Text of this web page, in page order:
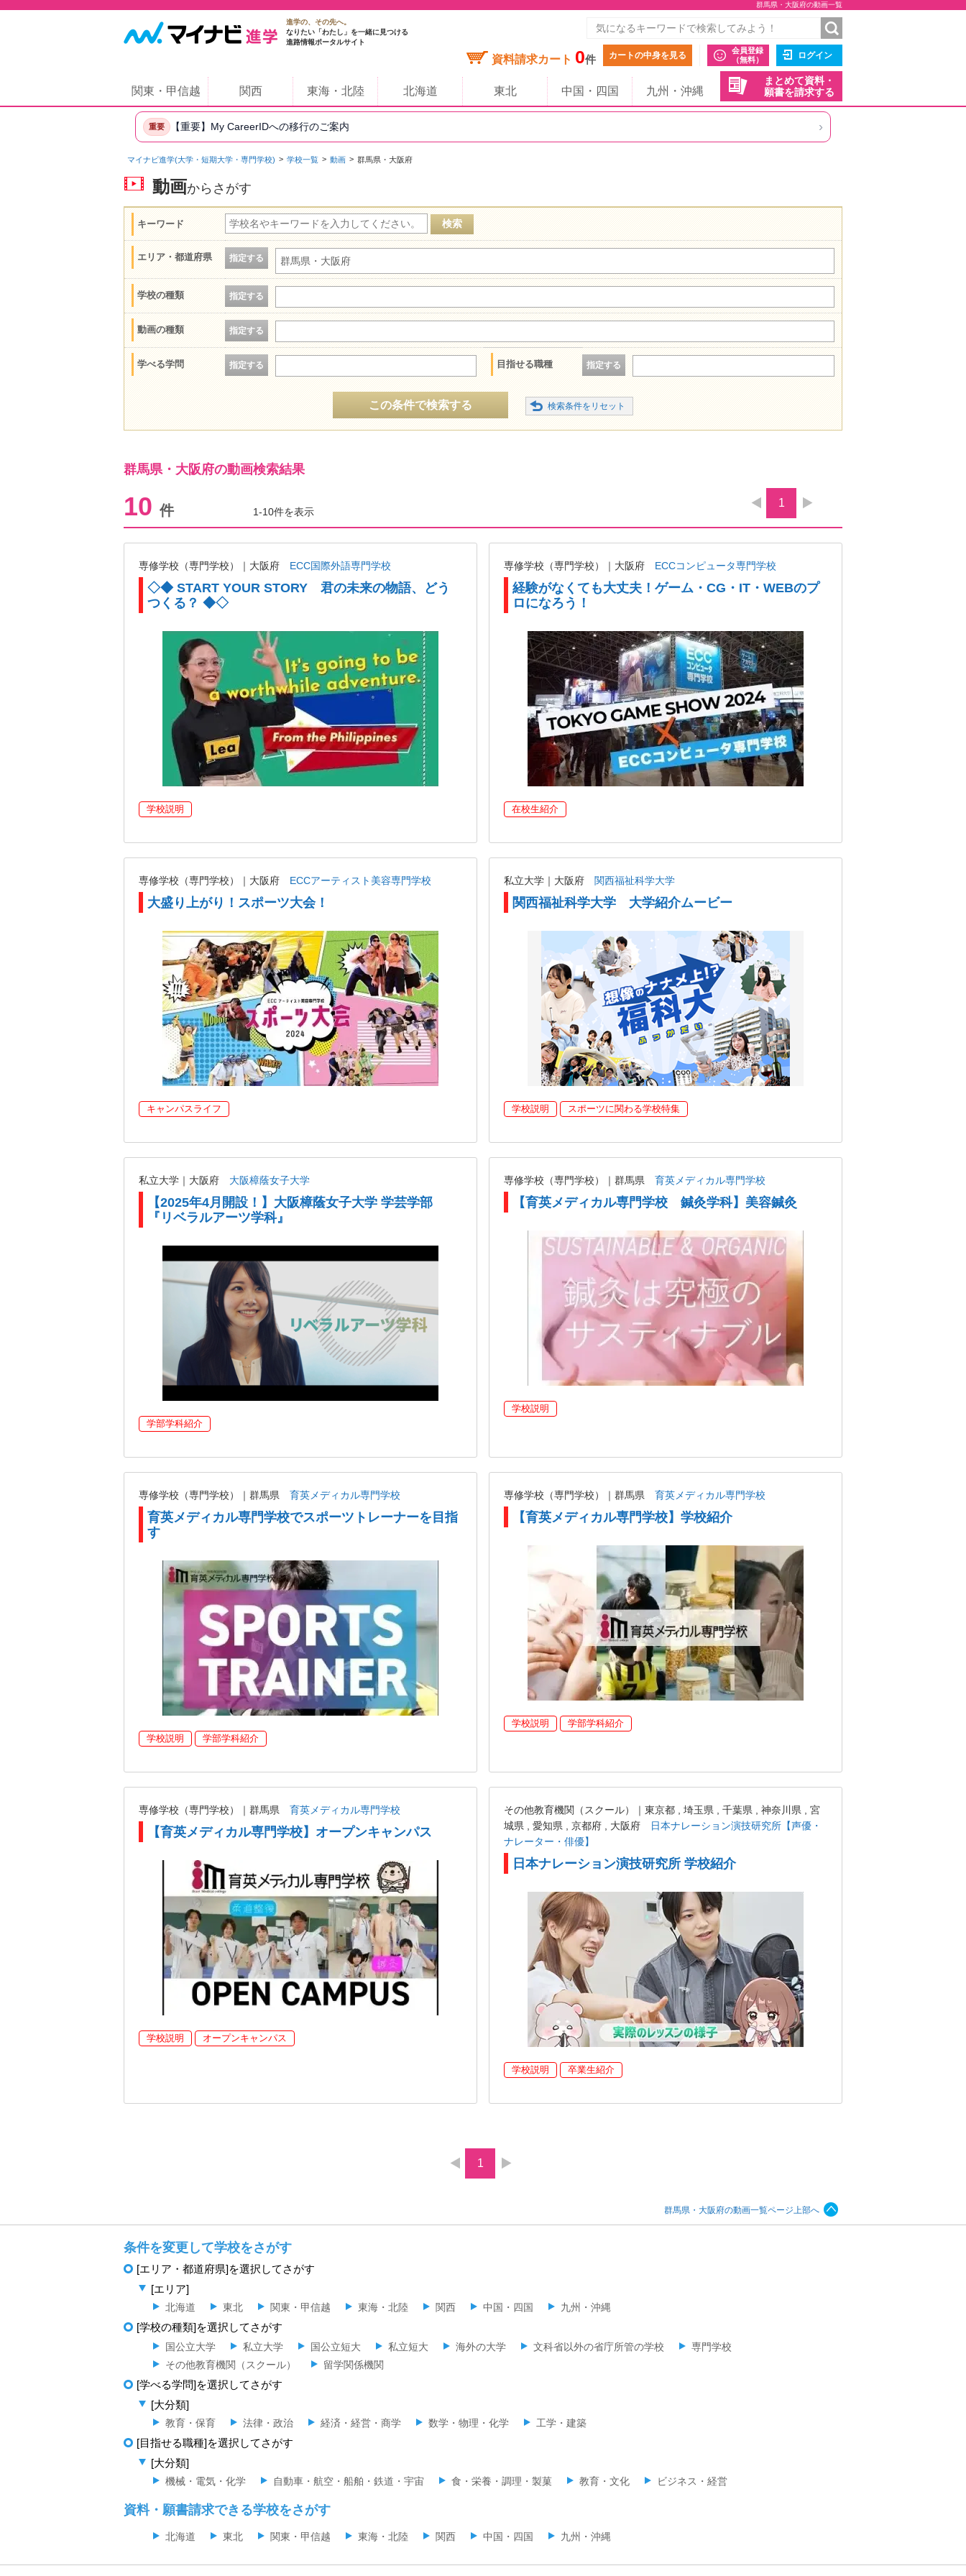
群馬県・大阪府の動画一覧
進学の、その先へ。
なりたい「わたし」を一緒に見つける
進路情報ポータルサイト
資料請求カート 0件 カートの中身を見る
会員登録
（無料）
ログイン
まとめて資料・
願書を請求する
関東・甲信越 関西 東海・北陸 北海道 東北 中国・四国 九州・沖縄
重要 【重要】My CareerIDへの移行のご案内 ›
マイナビ進学(大学・短期大学・専門学校) 学校一覧 動画 群馬県・大阪府
動画からさがす
キーワード
エリア・都道府県 指定する 群馬県・大阪府
学校の種類 指定する
動画の種類 指定する
学べる学問 指定する 目指せる職種 指定する
この条件で検索する
群馬県・大阪府の動画検索結果
10 件 1-10件を表示
1
専修学校（専門学校）｜大阪府 ECC国際外語専門学校
◇◆ START YOUR STORY 君の未来の物語、どう
つくる？ ◆◇
学校説明
専修学校（専門学校）｜大阪府 ECCコンピュータ専門学校
経験がなくても大丈夫！ゲーム・CG・IT・WEBのプ
ロになろう！
在校生紹介
専修学校（専門学校）｜大阪府 ECCアーティスト美容専門学校
大盛り上がり！スポーツ大会！
キャンパスライフ
私立大学｜大阪府 関西福祉科学大学
関西福祉科学大学 大学紹介ムービー
学校説明 スポーツに関わる学校特集
私立大学｜大阪府 大阪樟蔭女子大学
【2025年4月開設！】大阪樟蔭女子大学 学芸学部
『リベラルアーツ学科』
学部学科紹介
専修学校（専門学校）｜群馬県 育英メディカル専門学校
【育英メディカル専門学校 鍼灸学科】美容鍼灸
学校説明
専修学校（専門学校）｜群馬県 育英メディカル専門学校
育英メディカル専門学校でスポーツトレーナーを目指
す
学校説明 学部学科紹介
専修学校（専門学校）｜群馬県 育英メディカル専門学校
【育英メディカル専門学校】学校紹介
学校説明 学部学科紹介
専修学校（専門学校）｜群馬県 育英メディカル専門学校
【育英メディカル専門学校】オープンキャンパス
学校説明 オープンキャンパス
その他教育機関（スクール）｜東京都 , 埼玉県 , 千葉県 , 神奈川県 , 宮
城県 , 愛知県 , 京都府 , 大阪府
日本ナレーション演技研究所【声優・
ナレーター・俳優】
日本ナレーション演技研究所 学校紹介
学校説明 卒業生紹介
1
群馬県・大阪府の動画一覧ページ上部へ
条件を変更して学校をさがす
[エリア・都道府県]を選択してさがす
[エリア]
北海道 東北 関東・甲信越 東海・北陸 関西 中国・四国 九州・沖縄
[学校の種類]を選択してさがす
国公立大学 私立大学 国公立短大 私立短大 海外の大学 文科省以外の省庁所管の学校
専門学校
その他教育機関（スクール）
留学関係機関
[学べる学問]を選択してさがす
[大分類]
教育・保育 法律・政治 経済・経営・商学 数学・物理・化学 工学・建築
[目指せる職種]を選択してさがす
[大分類]
機械・電気・化学 自動車・航空・船舶・鉄道・宇宙 食・栄養・調理・製菓 教育・文化 ビジネス・経営
資料・願書請求できる学校をさがす
北海道 東北 関東・甲信越 東海・北陸 関西 中国・四国 九州・沖縄